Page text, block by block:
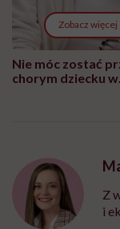
Zobacz więcej
Nie móc zostać
chorym dziecku w
Z
i